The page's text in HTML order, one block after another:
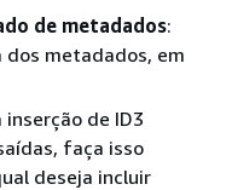
de metadados:
metadados, em
de ID3
faça isso
deseja incluir